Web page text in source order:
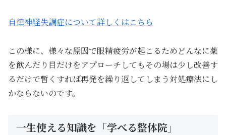
自律神経失調症について詳しくはこちら
この様に、様々な原因で眼精疲労が起こるためどんなに薬
を飲んだり目だけをアプローチしてもその場は少し改善す
るだけで暫くすれば再発を繰り返してしまう対処療法にし
かならないのです。
一生使える知識を「学べる整体院」